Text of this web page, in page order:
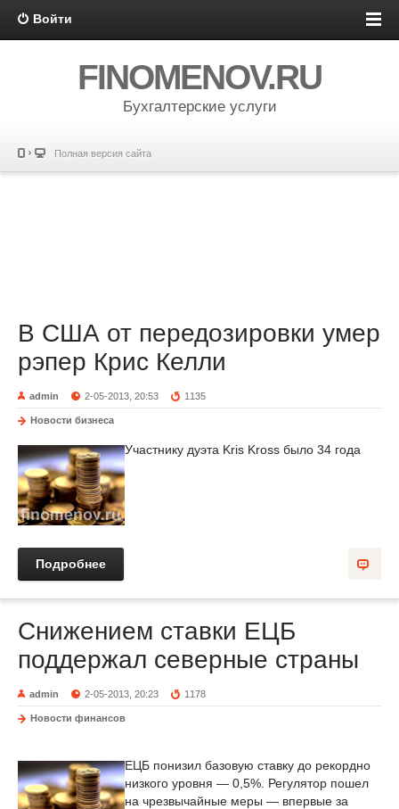
Войти
FINOMENOV.RU
Бухгалтерские услуги
Полная версия сайта
В США от передозировки умер
рэпер Крис Келли
admin 2-05-2013, 20:53 1135
Новости бизнеса
Участнику дуэта Kris Kross было 34 года
Подробнее
Снижением ставки ЕЦБ
поддержал северные страны
admin 2-05-2013, 20:23 1178
Новости финансов
ЕЦБ понизил базовую ставку до рекордно
низкого уровня — 0,5%. Регулятор пошел
на чрезвычайные меры — впервые за